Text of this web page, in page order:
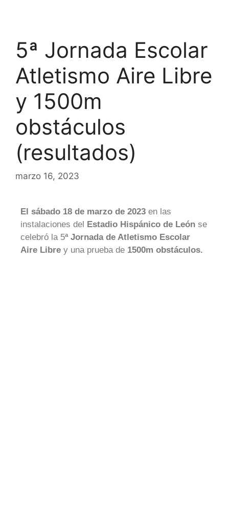
5ª Jornada Escolar
Atletismo Aire Libre
y 1500m
obstáculos
(resultados)
marzo 16, 2023
El sábado 18 de marzo de 2023 en las
instalaciones del Estadio Hispánico de León se
celebró la 5ª Jornada de Atletismo Escolar
Aire Libre y una prueba de 1500m obstáculos.